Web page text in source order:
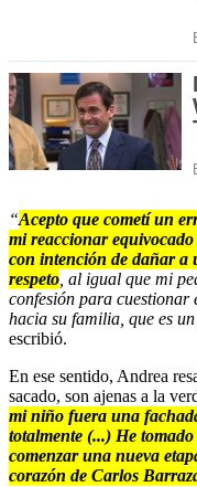
“Acepto que cometí un
mi reaccionar
con intención de dañar a
respeto , al igual que mi
confesión para cuestionar
hacia su familia, que es
escribió.
En ese sentido, Andrea
sacado, son ajenas a la
mi niño fuera una
totalmente (...) He
comenzar una nueva
corazón de Carlos